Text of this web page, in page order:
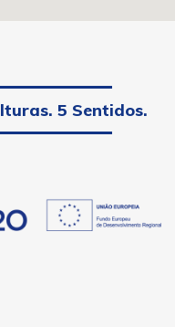
5 Sentidos.